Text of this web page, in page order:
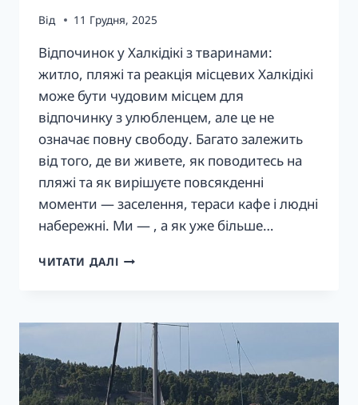
Від 11 Грудня, 2025
Відпочинок у Халкідікі з тваринами:
житло, пляжі та реакція місцевих Халкідікі
може бути чудовим місцем для
відпочинку з улюбленцем, але це не
означає повну свободу. Багато залежить
від того, де ви живете, як поводитесь на
пляжі та як вирішуєте повсякденні
моменти — заселення, тераси кафе і людні
набережні. Ми — , а як уже більше…
ЧИТАТИ ДАЛІВІДПОЧИНОК
ТВАРИНАМИ:
ЖИТЛО,
ПЛЯЖІ,
РЕАКЦІЯ
МІСЦЕВИХ